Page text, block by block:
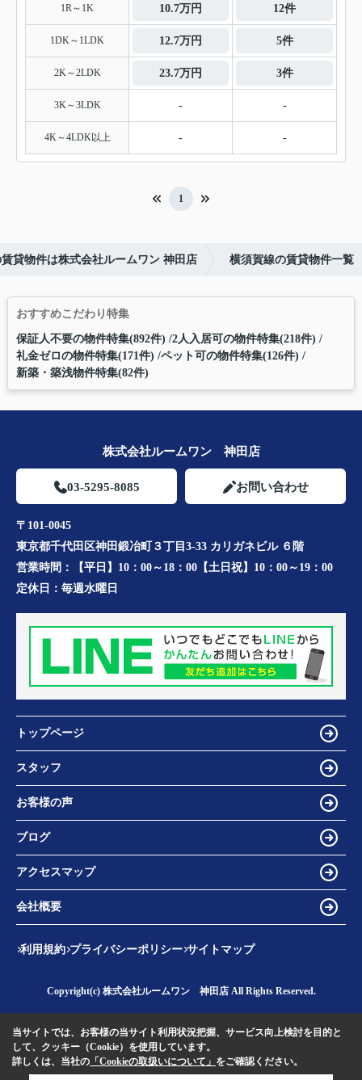
1R～1K 10.7万円 12件
1DK～1LDK 12.7万円 5件
2K～2LDK 23.7万円 3件
3K～3LDK - -
4K～4LDK以上 - -
1
貸物件は株式会社ルームワン 神田店 横須賀線の賃貸物件一覧
おすすめこだわり特集
保証人不要の物件特集(892件) 2人入居可の物件特集(218件)
礼金ゼロの物件特集(171件) ペット可の物件特集(126件)
新築・築浅物件特集(82件)
株式会社ルームワン 神田店
03-5295-8085 お問い合わせ
〒101-0045
東京都千代田区神田鍛冶町３丁目3-33 カリガネビル ６階
営業時間：
【平日】10：00～18：00【土日祝】10：00～19：00
定休日： 毎週水曜日
トップページ
スタッフ
お客様の声
ブログ
アクセスマップ
会社概要
利用規約 プライバシーポリシー サイトマップ
Copyright(c) 株式会社ルームワン 神田店 All Rights Reserved.
当サイトでは、お客様の当サイト利用状況把握、サービス向上検討を目的と
して、クッキー（Cookie）を使用しています。
詳しくは、当社の 「Cookieの取扱いについて」 をご確認ください。